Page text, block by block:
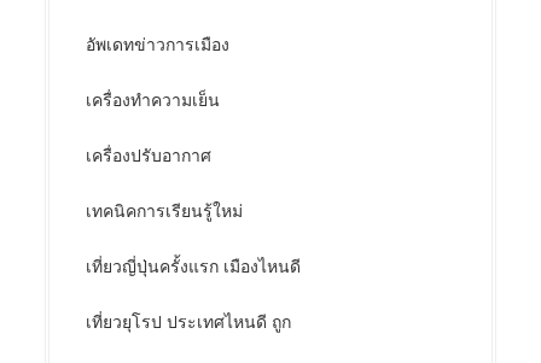
อัพเดทข่าวการเมือง
เครื่องทำความเย็น
เครื่องปรับอากาศ
เทคนิคการเรียนรู้ใหม่
เที่ยวญี่ปุ่นครั้งแรก เมืองไหนดี
เที่ยวยุโรป ประเทศไหนดี ถูก